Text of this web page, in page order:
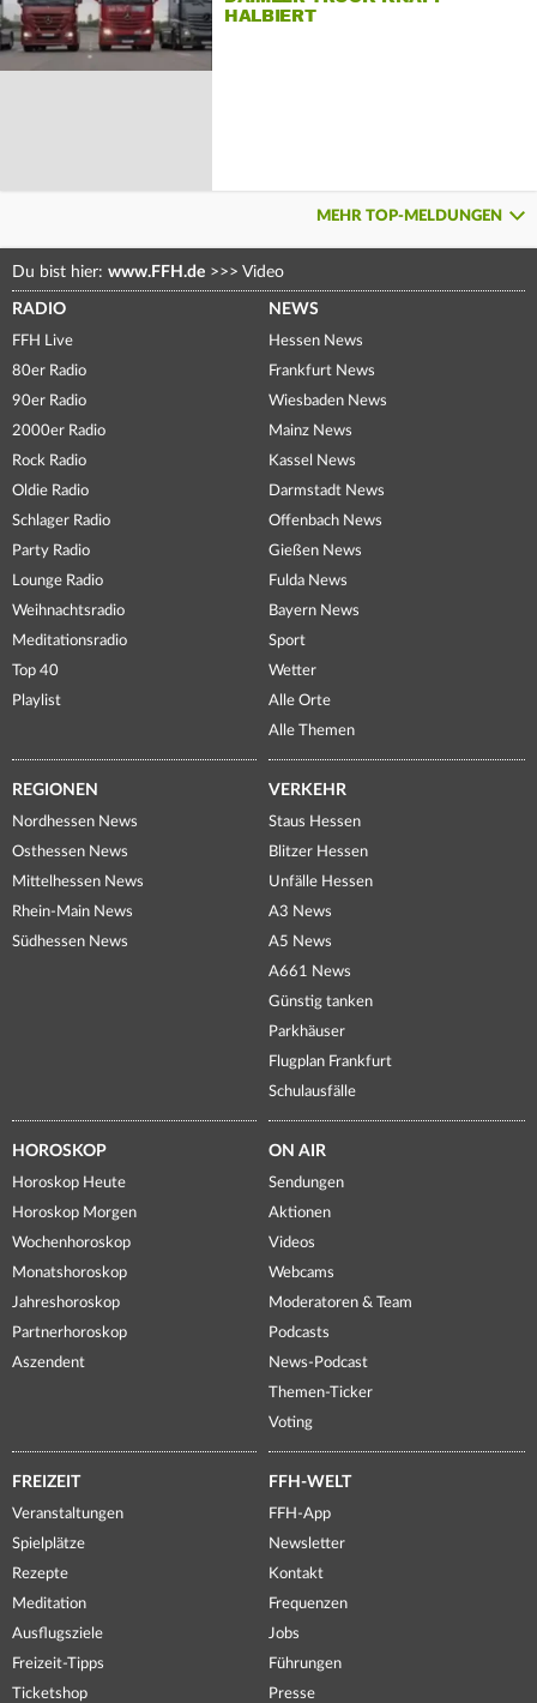
HALBIERT
MEHR TOP-MELDUNGEN
Du bist hier: www.FFH.de >>> Video
RADIO
FFH Live
80er Radio
90er Radio
2000er Radio
Rock Radio
Oldie Radio
Schlager Radio
Party Radio
Lounge Radio
Weihnachtsradio
Meditationsradio
Top 40
Playlist
NEWS
Hessen News
Frankfurt News
Wiesbaden News
Mainz News
Kassel News
Darmstadt News
Offenbach News
Gießen News
Fulda News
Bayern News
Sport
Wetter
Alle Orte
Alle Themen
REGIONEN
Nordhessen News
Osthessen News
Mittelhessen News
Rhein-Main News
Südhessen News
VERKEHR
Staus Hessen
Blitzer Hessen
Unfälle Hessen
A3 News
A5 News
A661 News
Günstig tanken
Parkhäuser
Flugplan Frankfurt
Schulausfälle
HOROSKOP
Horoskop Heute
Horoskop Morgen
Wochenhoroskop
Monatshoroskop
Jahreshoroskop
Partnerhoroskop
Aszendent
ON AIR
Sendungen
Aktionen
Videos
Webcams
Moderatoren & Team
Podcasts
News-Podcast
Themen-Ticker
Voting
FREIZEIT
Veranstaltungen
Spielplätze
Rezepte
Meditation
Ausflugsziele
Freizeit-Tipps
Ticketshop
FFH-WELT
FFH-App
Newsletter
Kontakt
Frequenzen
Jobs
Führungen
Presse